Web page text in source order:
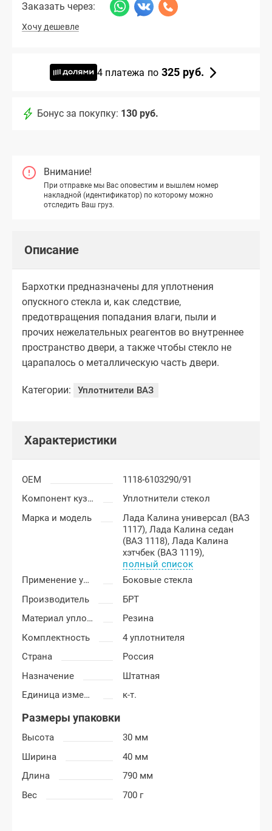
Заказать через:
Хочу дешевле
4 платежа по 325 руб.
Бонус за покупку: 130 руб.
Внимание!
При отправке мы Вас оповестим и вышлем номер
накладной (идентификатор) по которому можно
отследить Ваш груз.
Описание
Бархотки предназначены для уплотнения
опускного стекла и, как следствие,
предотвращения попадания влаги, пыли и
прочих нежелательных реагентов во внутреннее
пространство двери, а также чтобы стекло не
царапалось о металлическую часть двери.
Категории: Уплотнители ВАЗ
Характеристики
OEM
1118-6103290/91
Компонент кузова
Уплотнители стекол
Марка и модель
Лада Калина универсал (ВАЗ
1117),Лада Калина седан
(ВАЗ 1118),Лада Калина
хэтчбек (ВАЗ 1119),
полный список
Применение уплотнителя
Боковые стекла
Производитель
БРТ
Материал уплотнителя
Резина
Комплектность
4 уплотнителя
Страна
Россия
Назначение
Штатная
Единица измерения
к-т.
Размеры упаковки
Высота
30 мм
Ширина
40 мм
Длина
790 мм
Вес
700 г